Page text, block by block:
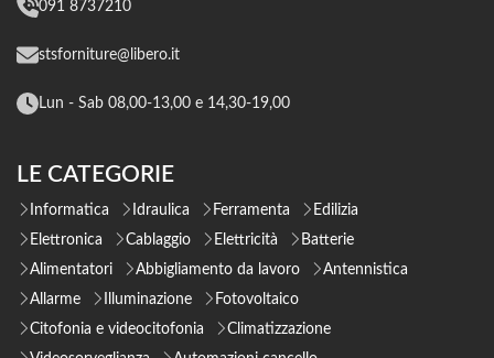
091 8737210
stsforniture@libero.it
Lun - Sab 08,00-13,00 e 14,30-19,00
LE CATEGORIE
Informatica Idraulica Ferramenta
Edilizia
Elettronica
Cablaggio Elettricità
Batterie
Alimentatori
Abbigliamento da lavoro
Antennistica
Allarme
Illuminazione
Fotovoltaico
Citofonia e videocitofonia
Climatizzazione